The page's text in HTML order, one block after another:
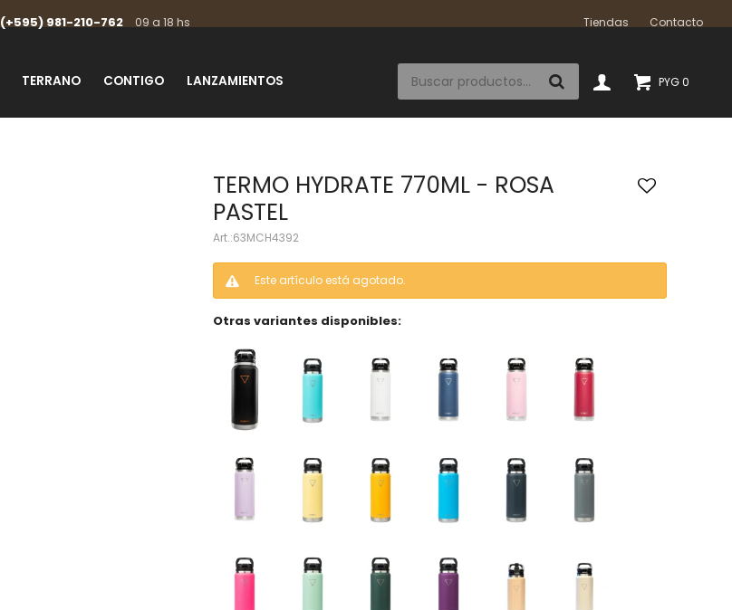
TERRANO CONTIGO LANZAMIENTOS PYG0
(+595) 981-210-762 09 a 18 hs Tiendas Contacto
TERMO HYDRATE 770ML - ROSA
PASTEL
63MCH4392
Este artículo está agotado.
Otras variantes disponibles: